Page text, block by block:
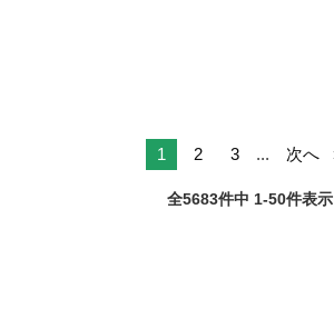
1 2 3 ... 次へ
全5683件中 1-50件表示